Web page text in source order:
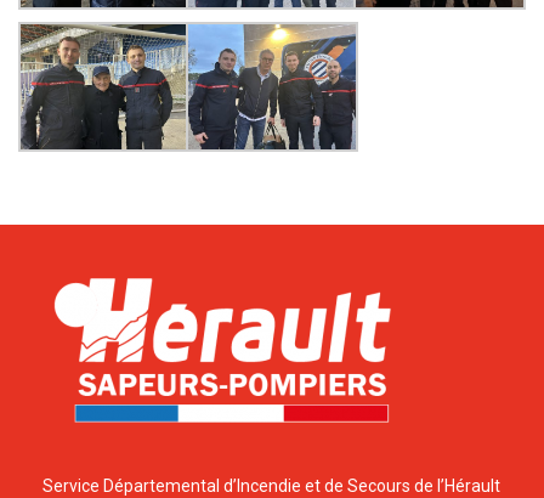
Service Départemental d’Incendie et de Secours de l’Hérault